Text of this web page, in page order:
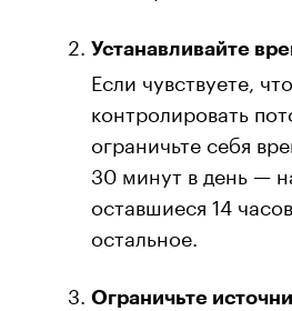
Устанавливайте
Если чувствуете,
контролировать
ограничьте себя
30 минут в день —
оставшиеся 14
остальное.
Ограничьте